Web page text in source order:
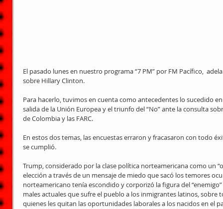
El pasado lunes en nuestro programa “7 PM” por FM Pacífico,
sobre Hillary Clinton.
Para hacerlo, tuvimos en cuenta como antecedentes lo sucedido
salida de la Unión Europea y el triunfo del “No” ante la consulta
de Colombia y las FARC.
En estos dos temas, las encuestas erraron y fracasaron con todo
se cumplió.
Trump, considerado por la clase política norteamericana como un
elección a través de un mensaje de miedo que sacó los temores
norteamericano tenía escondido y corporizó la figura del
males actuales que sufre el pueblo a los inmigrantes latinos, sobre
quienes les quitan las oportunidades laborales a los nacidos en el